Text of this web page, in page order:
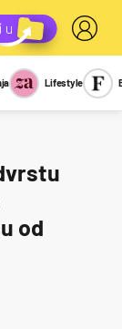
Report
Lifestyle
od